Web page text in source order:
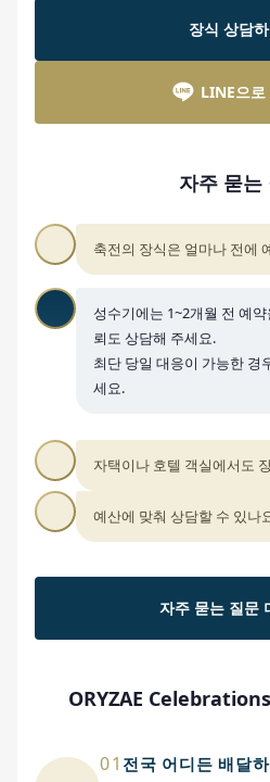
장식 상담
LINE으로
자주 묻는
축전의 장식은 얼마나 전에
성수기에는 1~2개월 전 예
뢰도 상담해 주세요.
최단 당일 대응이 가능한 경
세요.
자택이나 호텔 객실에서도
예산에 맞춰 상담할 수 있나
자주 묻는 질문
ORYZAE
01 전국 어디든 배달